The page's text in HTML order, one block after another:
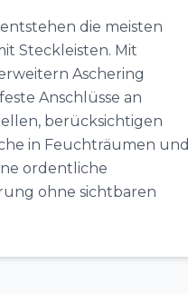
die meisten
Steckleisten. Mit
Aschering
Anschlüsse an
berücksichtigen
in Feuchträumen und
ordentliche
ohne sichtbaren